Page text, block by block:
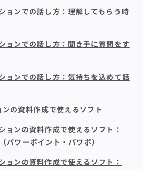
ョンでの話し方：理解してもらう時
ョンでの話し方：聞き手に質問をす
ョンでの話し方：気持ちを込めて話
の資料作成で使えるソフト
ョンの資料作成で使えるソフト：
ワーポイント・パワポ）
ョンの資料作成で使えるソフト：